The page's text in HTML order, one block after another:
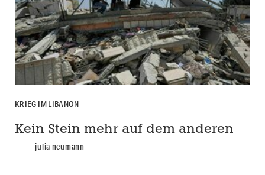
KRIEG IM LIBANON
Kein Stein mehr auf dem anderen
julia neumann